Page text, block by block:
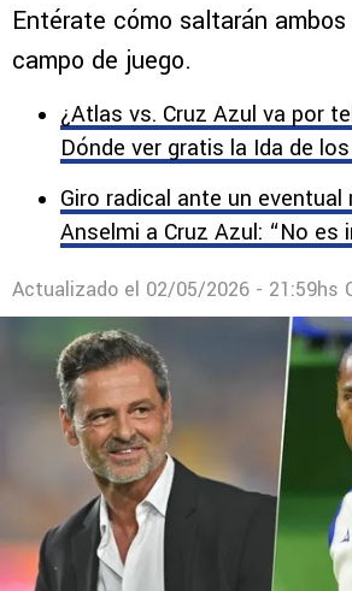
Entérate cómo saltarán
campo de juego.
¿Atlas vs. Cruz Azul va por
Dónde ver gratis la Ida de
Giro radical ante un
Anselmi a Cruz Azul: “No es
Actualizado el 02/05/2026 - 21:59hs